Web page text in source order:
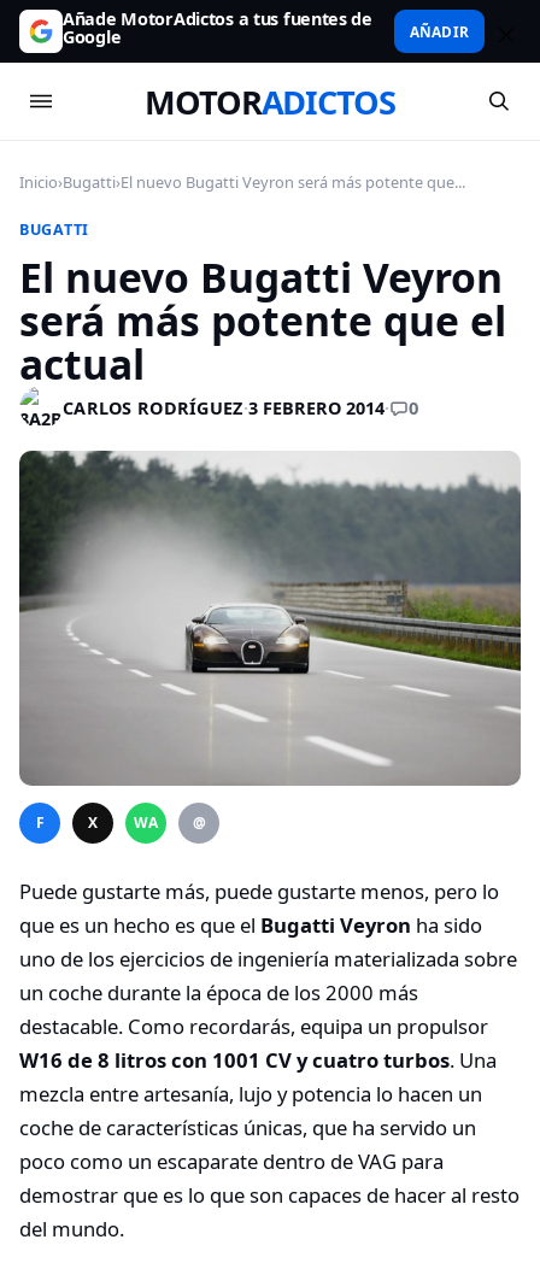
Añade MotorAdictos a tus fuentes de
Google AÑADIR
MOTORADICTOS
Inicio›Bugatti›El nuevo Bugatti Veyron será más potente que...
BUGATTI
El nuevo Bugatti Veyron
será más potente que el
actual
CARLOS RODRÍGUEZ·3 FEBRERO 2014· 0
F X WA @
Puede gustarte más, puede gustarte menos, pero lo
que es un hecho es que el Bugatti Veyron ha sido
uno de los ejercicios de ingeniería materializada sobre
un coche durante la época de los 2000 más
destacable. Como recordarás, equipa un propulsor
W16 de 8 litros con 1001 CV y cuatro turbos. Una
mezcla entre artesanía, lujo y potencia lo hacen un
coche de características únicas, que ha servido un
poco como un escaparate dentro de VAG para
demostrar que es lo que son capaces de hacer al resto
del mundo.